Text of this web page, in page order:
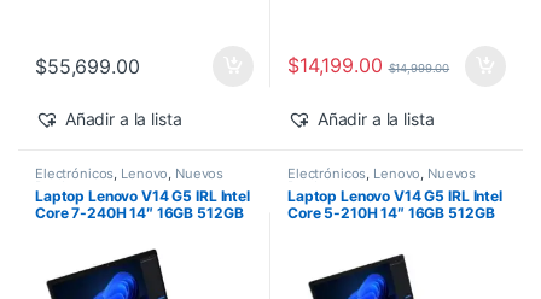
$55,699.00
Añadir a la lista
$14,199.00 $14,999.00
Añadir a la lista
Electrónicos Lenovo Nuevos
Laptop Lenovo V14 G5 IRL Intel
Core 7-240H 14″ 16GB 512GB
Electrónicos Lenovo Nuevos
Laptop Lenovo V14 G5 IRL Intel
Core 5-210H 14″ 16GB 512GB